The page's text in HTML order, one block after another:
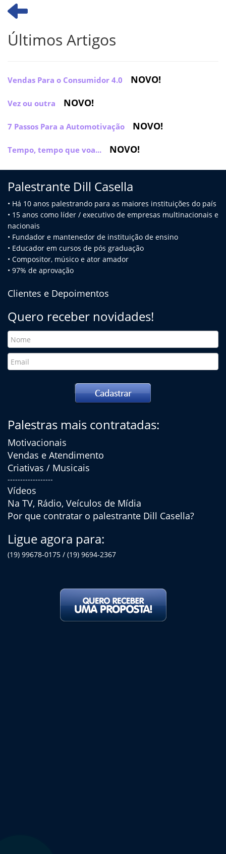
Últimos Artigos
Vendas Para o Consumidor 4.0 NOVO!
Vez ou outra NOVO!
7 Passos Para a Automotivação NOVO!
Tempo, tempo que voa... NOVO!
Palestrante Dill Casella
• Há 10 anos palestrando para as maiores instituições do país
• 15 anos como líder / executivo de empresas multinacionais e
nacionais
• Fundador e mantenedor de instituição de ensino
• Educador em cursos de pós graduação
• Compositor, músico e ator amador
• 97% de aprovação
Clientes e Depoimentos
Quero receber novidades!
Palestras mais contratadas:
Motivacionais
Vendas e Atendimento
Criativas / Musicais
------------------
Vídeos
Na TV, Rádio, Veículos de Mídia
Por que contratar o palestrante Dill Casella?
Ligue agora para:
(19) 99678-0175 / (19) 9694-2367